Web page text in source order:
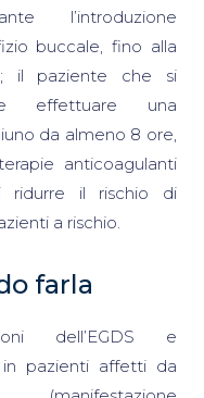
l’introduzione
buccale, fino alla
il paziente che si
effettuare una
da almeno 8 ore,
anticoagulanti
ridurre il rischio di
a rischio.
farla
dell’EGDS e
in pazienti affetti da